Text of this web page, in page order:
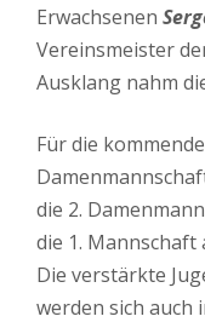
Erwachsenen
Vereinsmeister
Ausklang nahm
Für die
die 2.
die 1.
Die verstärkte
werden sich auch